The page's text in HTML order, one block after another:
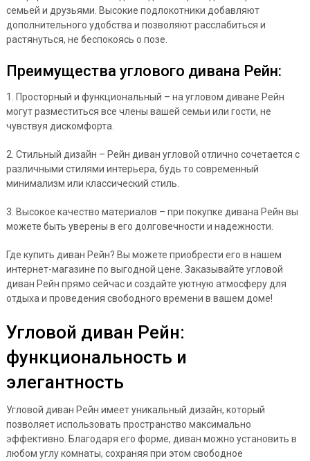
семьей и друзьями. Высокие подлокотники добавляют
дополнительного удобства и позволяют расслабиться и
растянуться, не беспокоясь о позе.
Преимущества углового дивана Рейн:
1. Просторный и функциональный – на угловом диване Рейн
могут разместиться все члены вашей семьи или гости, не
чувствуя дискомфорта.
2. Стильный дизайн – Рейн диван угловой отлично сочетается с
различными стилями интерьера, будь то современный
минимализм или классический стиль.
3. Высокое качество материалов – при покупке дивана Рейн вы
можете быть уверены в его долговечности и надежности.
Где купить диван Рейн? Вы можете приобрести его в нашем
интернет-магазине по выгодной цене. Заказывайте угловой
диван Рейн прямо сейчас и создайте уютную атмосферу для
отдыха и проведения свободного времени в вашем доме!
Угловой диван Рейн:
функциональность и
элегантность
Угловой диван Рейн имеет уникальный дизайн, который
позволяет использовать пространство максимально
эффективно. Благодаря его форме, диван можно установить в
любом углу комнаты, сохраняя при этом свободное